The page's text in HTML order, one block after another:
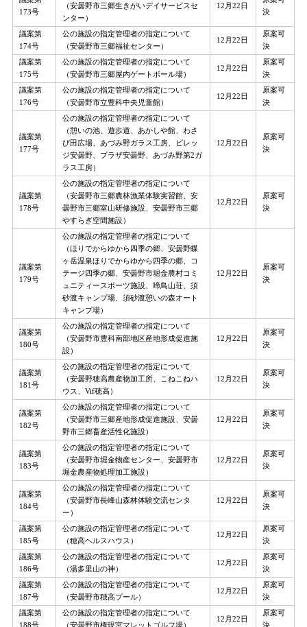
173号
（安曇野市三郷生きがいデイサービスセ
ンター）
12月22日
決
議案第
174号
公の施設の指定管理者の指定について
（安曇野市三郷福祉センター）
12月22日
原案可
決
議案第
175号
公の施設の指定管理者の指定について
（安曇野市三郷屋内ゲートボール場）
12月22日
原案可
決
議案第
176号
公の施設の指定管理者の指定について
（安曇野市立豊科中央児童館）
12月22日
原案可
決
議案第
177号
公の施設の指定管理者の指定について
（憩いの池、遊歩道、あかしや館、わさ
び田広場、あづみ野ガラス工房、ビレッ
ジ安曇野、プラザ安曇野、あづみ野第2ガ
ラス工房）
12月22日
原案可
決
議案第
178号
公の施設の指定管理者の指定について
（安曇野市三郷農林漁業体験実習館、安
曇野市三郷室山研修施設、安曇野市三郷
やすらぎ空間施設）
12月22日
原案可
決
議案第
179号
公の施設の指定管理者の指定について
（ほりでからゆから四季の郷、安曇野蝶
ヶ岳温泉ほりでからゆから四季の郷、コ
テージ四季の郷、安曇野市堀金農村コミ
ュニティースポーツ施設、啼鳥山荘、須
砂渡キャンプ場、須砂渡憩いの森オート
キャンプ場）
12月22日
原案可
決
議案第
180号
公の施設の指定管理者の指定について
（安曇野市豊科南部地区産地形成促進施
設）
12月22日
原案可
決
議案第
181号
公の施設の指定管理者の指定について
（安曇野穂高農産物加工所、こねこねハ
ウス、Vif穂高）
12月22日
原案可
決
議案第
182号
公の施設の指定管理者の指定について
（安曇野市三郷産地形成促進施設、安曇
野市三郷畜産活性化施設）
12月22日
原案可
決
議案第
183号
公の施設の指定管理者の指定について
（安曇野市堀金物産センター、安曇野市
堀金農産物処理加工施設）
12月22日
原案可
決
議案第
184号
公の施設の指定管理者の指定について
（安曇野市長峰山森林体験交流センタ
ー）
12月22日
原案可
決
議案第
185号
公の施設の指定管理者の指定について
（穂高ヘルスハウス）
12月22日
原案可
決
議案第
186号
公の施設の指定管理者の指定について
（湯多里山の神）
12月22日
原案可
決
議案第
187号
公の施設の指定管理者の指定について
（安曇野市穂高プール）
12月22日
原案可
決
議案第
188号
公の施設の指定管理者の指定について
（安曇野市権現宮マレットゴルフ場）
12月22日
原案可
決